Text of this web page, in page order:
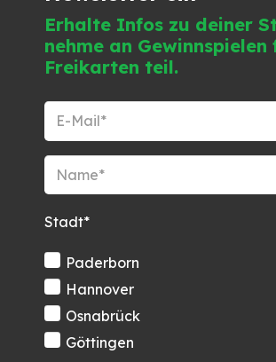
Erhalte Infos zu deiner
nehme an Gewinnspielen
Freikarten teil.
Stadt*
Paderborn
Hannover
Osnabrück
Göttingen